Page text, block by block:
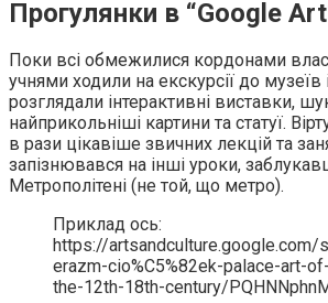
Прогулянки в “Google
Поки всі обмежилися кордонами
учнями ходили на екскурсії до музеїв
розглядали інтерактивні виставки,
найприкольніші картини та статуї.
в рази цікавіше звичних лекцій та
запізнювався на інші уроки,
Метрополітені (не той, що метро).
Приклад ось:
https://
erazm-cio%C5%82ek-palace-art-
the-12th-18th-century/